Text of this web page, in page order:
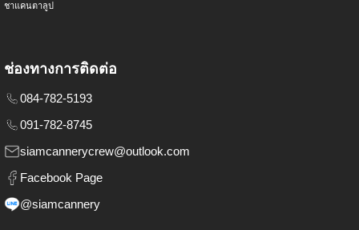
ชาแคนตาลูป
ช่องทางการติดต่อ
084-782-5193
091-782-8745
siamcannerycrew@outlook.com
Facebook Page
@siamcannery